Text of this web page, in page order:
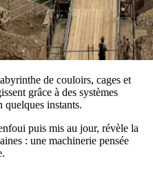
de couloirs, cages et
grâce à des systèmes
quelques instants.
puis mis au jour, révèle la
: une machinerie pensée